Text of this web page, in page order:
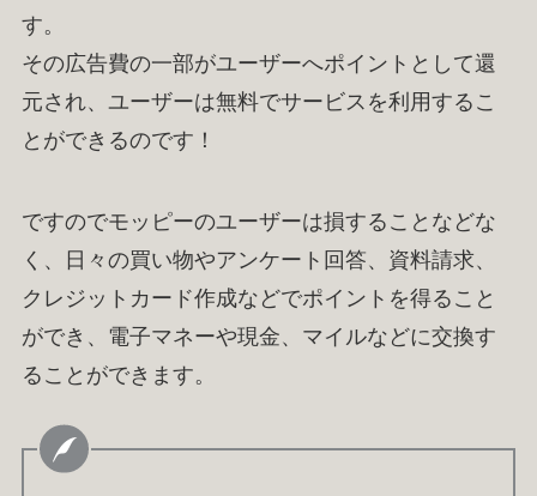
す。
その広告費の一部がユーザーへポイントとして還
元され、ユーザーは無料でサービスを利用するこ
とができるのです！
ですのでモッピーのユーザーは損することなどな
く、日々の買い物やアンケート回答、資料請求、
クレジットカード作成などでポイントを得ること
ができ、電子マネーや現金、マイルなどに交換す
ることができます。